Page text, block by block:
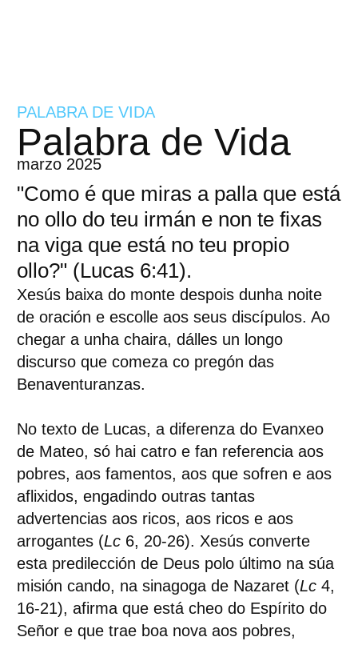
Palabra de Vida
marzo 2025
"Como é que miras a palla que está
no ollo do teu irmán e non te fixas
na viga que está no teu propio
ollo?" (Lucas 6:41).
Xesús baixa do monte despois dunha noite
de oración e escolle aos seus discípulos. Ao
chegar a unha chaira, dálles un longo
discurso que comeza co pregón das
Benaventuranzas.
No texto de Lucas, a diferenza do Evanxeo
de Mateo, só hai catro e fan referencia aos
pobres, aos famentos, aos que sofren e aos
aflixidos, engadindo outras tantas
advertencias aos ricos, aos ricos e aos
arrogantes (Lc6, 20-26). Xesús converte
esta predilección de Deus polo último na súa
misión cando, na sinagoga de Nazaret (Lc4,
16-21), afirma que está cheo do Espírito do
Señor e que trae boa nova aos pobres,
PALABRA DE VIDA